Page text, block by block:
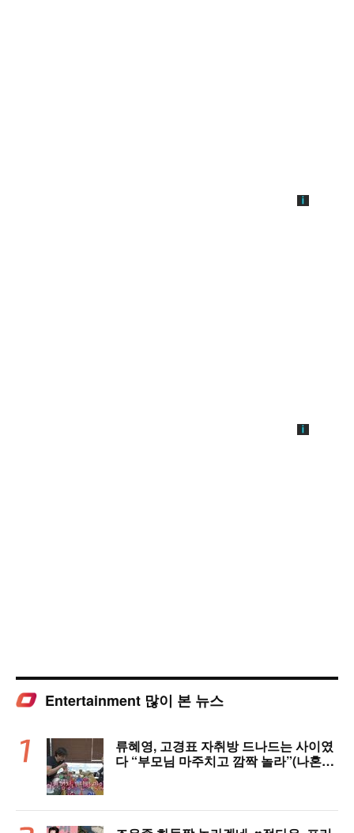
Entertainment 많이 본 뉴스
류혜영, 고경표 자취방 드나드는 사이였
다 “부모님 마주치고 깜짝 놀라”(나혼자